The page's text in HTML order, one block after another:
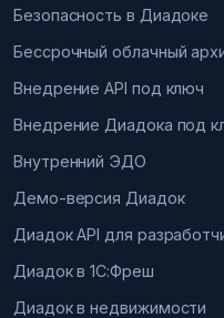
Безопасность в Диадоке
Бессрочный облачный
Внедрение API под ключ
Внедрение Диадока под
Внутренний ЭДО
Демо-версия Диадок
Диадок API для
Диадок в 1С:Фреш
Диадок в недвижимости